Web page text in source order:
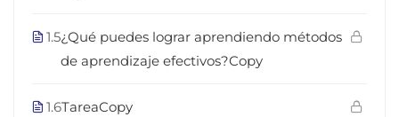
1.5¿Qué puedes lograr aprendiendo métodos
de aprendizaje efectivos?Copy
1.6TareaCopy